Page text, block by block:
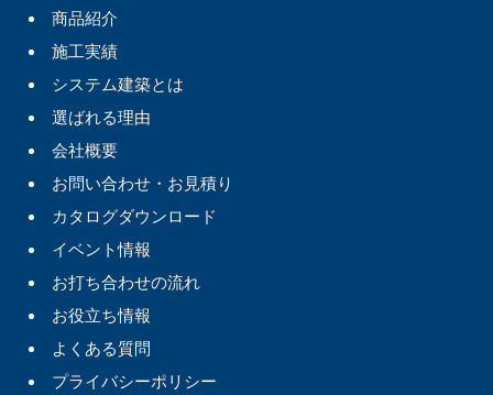
商品紹介
施工実績
システム建築とは
選ばれる理由
会社概要
お問い合わせ・お見積り
カタログダウンロード
イベント情報
お打ち合わせの流れ
お役立ち情報
よくある質問
プライバシーポリシー